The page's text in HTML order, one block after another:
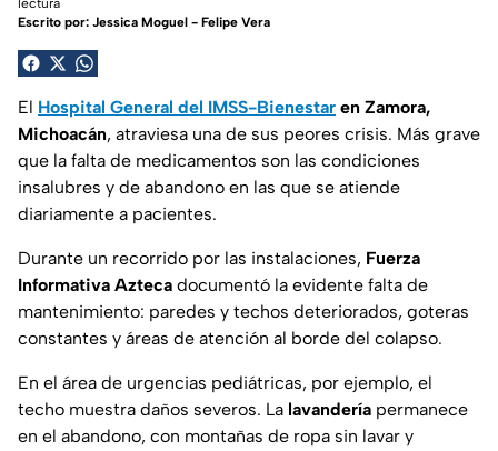
lectura
Escrito por: Jessica Moguel - Felipe Vera
El Hospital General del IMSS-Bienestar en Zamora,
Michoacán, atraviesa una de sus peores crisis. Más grave
que la falta de medicamentos son las condiciones
insalubres y de abandono en las que se atiende
diariamente a pacientes.
Durante un recorrido por las instalaciones, Fuerza
Informativa Azteca documentó la evidente falta de
mantenimiento: paredes y techos deteriorados, goteras
constantes y áreas de atención al borde del colapso.
En el área de urgencias pediátricas, por ejemplo, el
techo muestra daños severos. La lavandería permanece
en el abandono, con montañas de ropa sin lavar y